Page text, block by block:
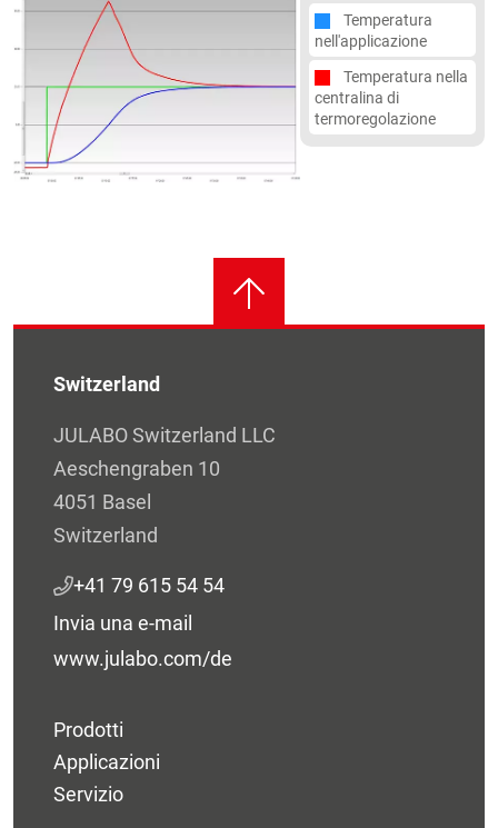
Temperatura
nell'applicazione
Temperatura nella
centralina di
termoregolazione
Switzerland
JULABO Switzerland LLC
Aeschengraben 10
4051 Basel
Switzerland
+41 79 615 54 54
Invia una e-mail
www.julabo.com/de
Prodotti
Applicazioni
Servizio